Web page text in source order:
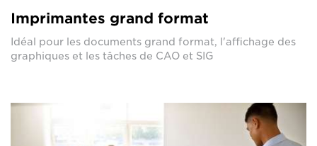
Imprimantes grand format
Idéal pour les documents grand format, l'affichage des
graphiques et les tâches de CAO et SIG